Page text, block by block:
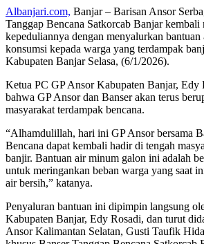
Albanjari.com, Banjar – Barisan Ansor
Tanggap Bencana Satkorcab Banjar kembali
kepeduliannya dengan menyalurkan
konsumsi kepada warga yang terdampak
Kabupaten Banjar Selasa, (6/1/2026).
Ketua PC GP Ansor Kabupaten Banjar, Edy
bahwa GP Ansor dan Banser akan terus
masyarakat terdampak bencana.
“Alhamdulillah, hari ini GP Ansor bersama
Bencana dapat kembali hadir di tengah
banjir. Bantuan air minum galon ini adalah
untuk meringankan beban warga yang saat
air bersih,” katanya.
Penyaluran bantuan ini dipimpin langsung
Kabupaten Banjar, Edy Rosadi, dan turut
Ansor Kalimantan Selatan, Gusti Taufik